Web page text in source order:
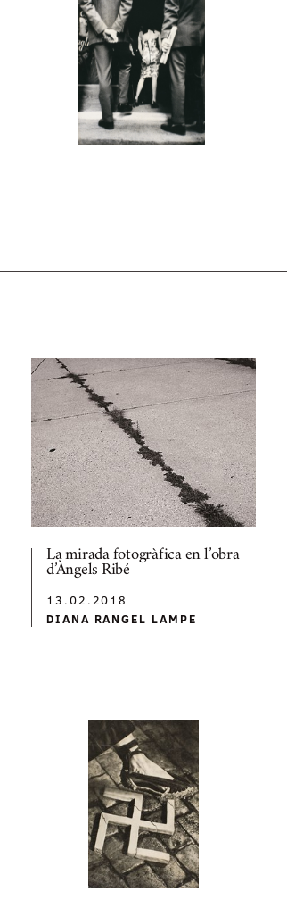
La mirada fotogràfica en l’obra
d’Àngels Ribé
13.02.2018
DIANA RANGEL LAMPE